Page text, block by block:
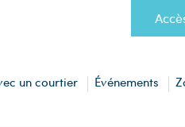
un courtier Événements